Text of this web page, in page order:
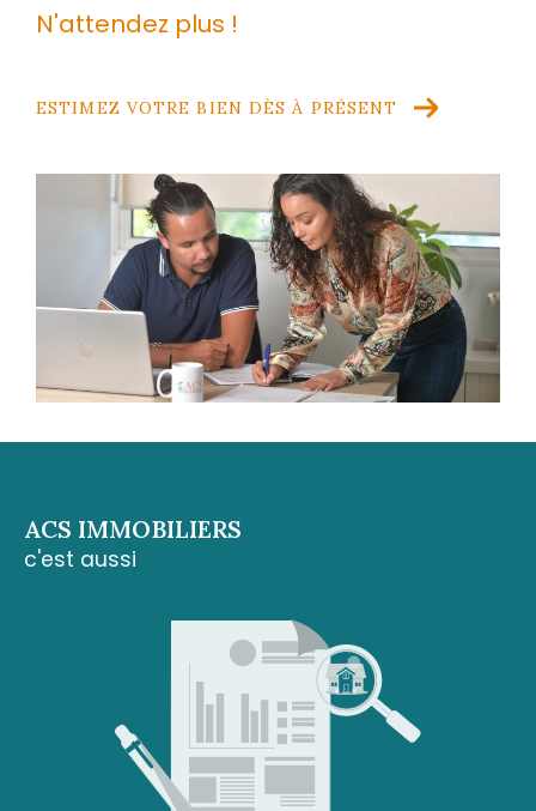
N'attendez plus !
ESTIMEZ VOTRE BIEN DÈS À PRÉSENT
ACS IMMOBILIERS
c'est aussi